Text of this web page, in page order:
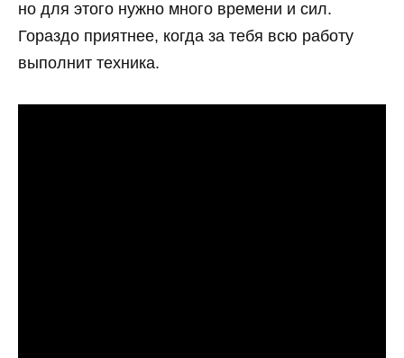
но для этого нужно много времени и сил.
Гораздо приятнее, когда за тебя всю работу
выполнит техника.